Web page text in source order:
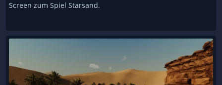
Screen zum Spiel Starsand.